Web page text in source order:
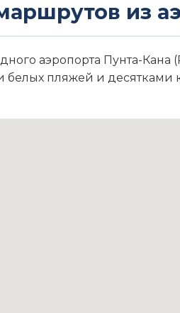
из
аэропорта Пунта-Кана
пляжей и десятками